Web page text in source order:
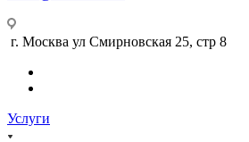
г. Москва ул Смирновская 25, стр 8
Услуги